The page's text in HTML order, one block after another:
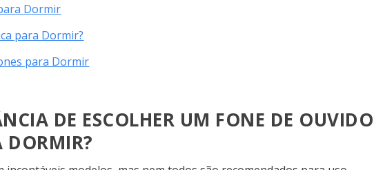
Dormir
para Dormir?
para Dormir
DE ESCOLHER UM FONE DE OUVIDO
DORMIR?